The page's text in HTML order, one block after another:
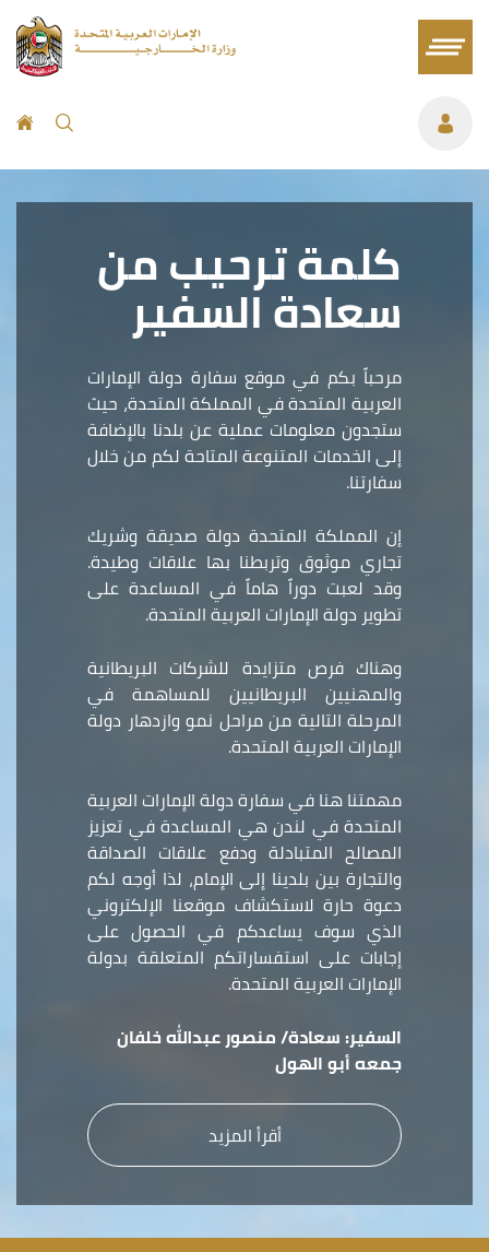
كلمة ترحيب من
سعادة السفير
مرحباً بكم في موقع سفارة دولة الإمارات
العربية المتحدة في المملكة المتحدة، حيث
ستجدون معلومات عملية عن بلدنا بالإضافة
إلى الخدمات المتنوعة المتاحة لكم من خلال
سفارتنا.
إن المملكة المتحدة دولة صديقة وشريك
تجاري موثوق وتربطنا بها علاقات وطيدة.
وقد لعبت دوراً هاماً في المساعدة على
تطوير دولة الإمارات العربية المتحدة.
وهناك فرص متزايدة للشركات البريطانية
والمهنيين البريطانيين للمساهمة في
المرحلة التالية من مراحل نمو وازدهار دولة
الإمارات العربية المتحدة.
مهمتنا هنا في سفارة دولة الإمارات العربية
المتحدة في لندن هي المساعدة في تعزيز
المصالح المتبادلة ودفع علاقات الصداقة
والتجارة بين بلدينا إلى الإمام، لذا أوجه لكم
دعوة حارة لاستكشاف موقعنا الإلكتروني
الذي سوف يساعدكم في الحصول على
إجابات على استفساراتكم المتعلقة بدولة
الإمارات العربية المتحدة.
السفير: سعادة/ منصور عبدالله خلفان
جمعه أبو الهول
أقرأ المزيد